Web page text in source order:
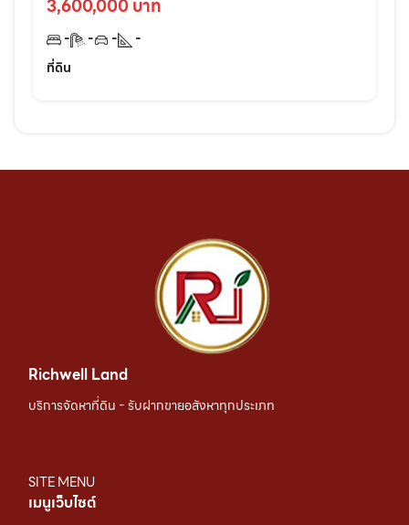
3,600,000 บาท
- - -
-
ที่ดิน
Richwell Land
บริการจัดหาที่ดิน - รับฝากขายอสังหาทุกประเภท
SITE MENU
เมนูเว็บไซต์